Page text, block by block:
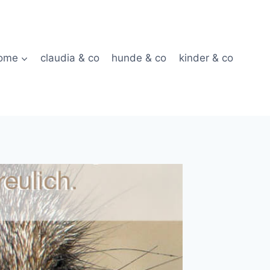
claudia & co hunde & co kinder & co